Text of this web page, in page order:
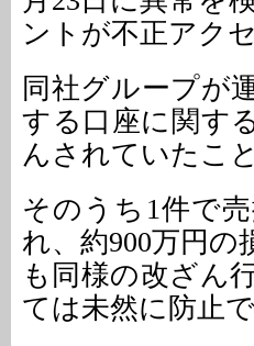
ントが不正アク
同社グループが
する口座に関す
んされていたこ
そのうち1件で
れ、約900万円の
も同様の改ざん
ては未然に防止